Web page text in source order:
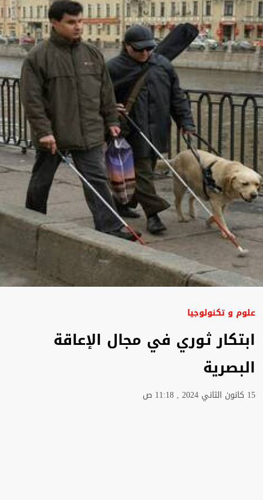
علوم و تكنولوجيا
ابتكار ثوري في مجال الإعاقة
البصرية
15 كانون الثاني 2024 , 11:18 ص